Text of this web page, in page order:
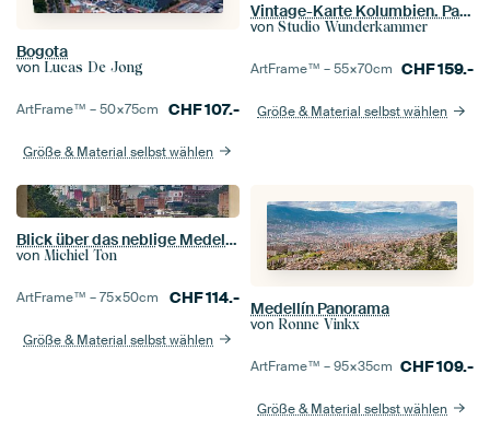
Bogota
von Lucas De Jong
ArtFrame™ –50×75cm CHF107.-
Größe & Material selbst wählen
Vintage-Karte Kolumbien. Panama, Venezuela, Ecuador, Peru und Bolivien
von Studio Wunderkammer
ArtFrame™ –55×70cm CHF159.-
Größe & Material selbst wählen
Blick über das neblige Medellin - Kolumbien
von Michiel Ton
ArtFrame™ –75×50cm CHF114.-
Größe & Material selbst wählen
Medellín Panorama
von Ronne Vinkx
ArtFrame™ –95×35cm CHF109.-
Größe & Material selbst wählen